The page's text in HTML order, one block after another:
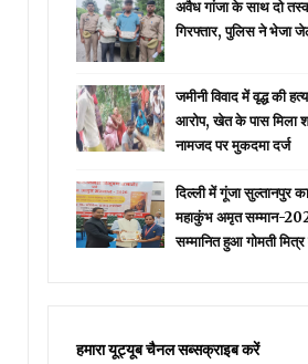
अवैध गांजा के साथ दो
गिरफ्तार, पुलिस ने भेजा
जमीनी विवाद में वृद्ध की
आरोप, खेत के पास मिला
नामजद पर मुकदमा दर्ज
दिल्ली में गूंजा सुल्तानपुर
महाकुंभ अमृत सम्मान-
सम्मानित हुआ गोमती
हमारा यूट्यूब चैनल सब्सक्राइब करें